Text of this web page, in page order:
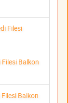
Filesi
Balkon
Balkon